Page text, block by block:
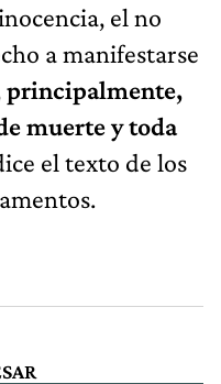
el no
a manifestarse
principalmente,
muerte y toda
el texto de los